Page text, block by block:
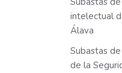
intelectual
Álava
Subastas
de la